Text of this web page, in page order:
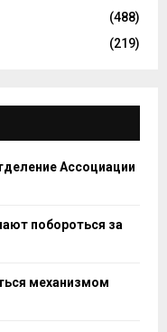
(488)
(219)
Ассоциации
побороться за
механизмом